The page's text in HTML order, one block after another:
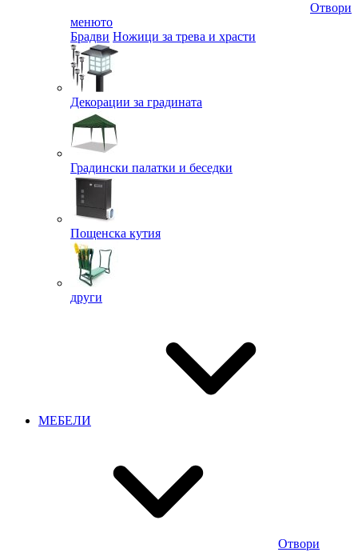
Отвори
менюто
Брадви Ножици за трева и храсти
Декорации за градината
Градински палатки и беседки
Пощенска кутия
други
МЕБЕЛИ
Отвори